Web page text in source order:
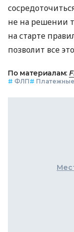
не на решении
на старте
позволит все
По материалам:
# ФЛП#